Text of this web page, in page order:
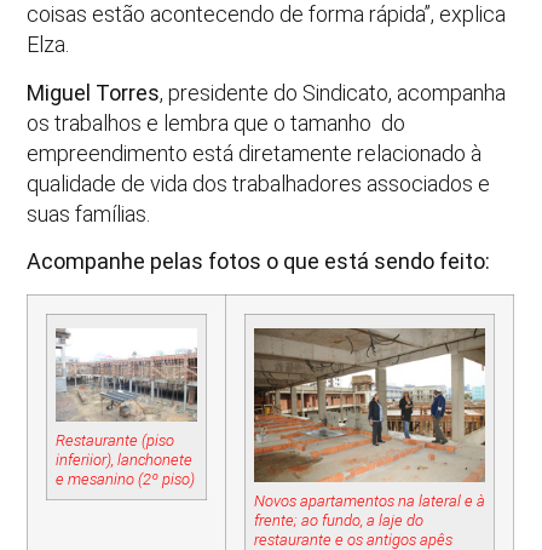
coisas estão acontecendo de forma rápida”, explica
Elza.
Miguel Torres, presidente do Sindicato, acompanha
os trabalhos e lembra que o tamanho do
empreendimento está diretamente relacionado à
qualidade de vida dos trabalhadores associados e
suas famílias.
Acompanhe pelas fotos o que está sendo feito:
Restaurante (piso
inferiior), lanchonete
e mesanino (2º piso)
Novos apartamentos na lateral e à
frente; ao fundo, a laje do
restaurante e os antigos apês